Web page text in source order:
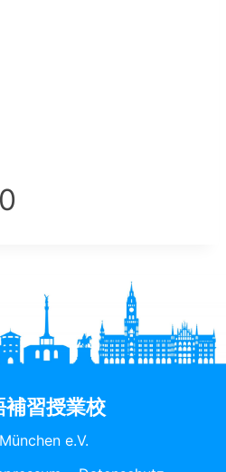
補習授業校
e.V.